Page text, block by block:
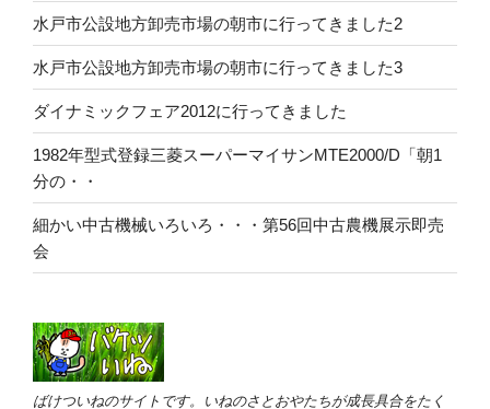
水戸市公設地方卸売市場の朝市に行ってきました2
水戸市公設地方卸売市場の朝市に行ってきました3
ダイナミックフェア2012に行ってきました
1982年型式登録三菱スーパーマイサンMTE2000/D「朝1
分の・・
細かい中古機械いろいろ・・・第56回中古農機展示即売
会
ばけついねのサイトです。いねのさとおやたちが成長具合をたく